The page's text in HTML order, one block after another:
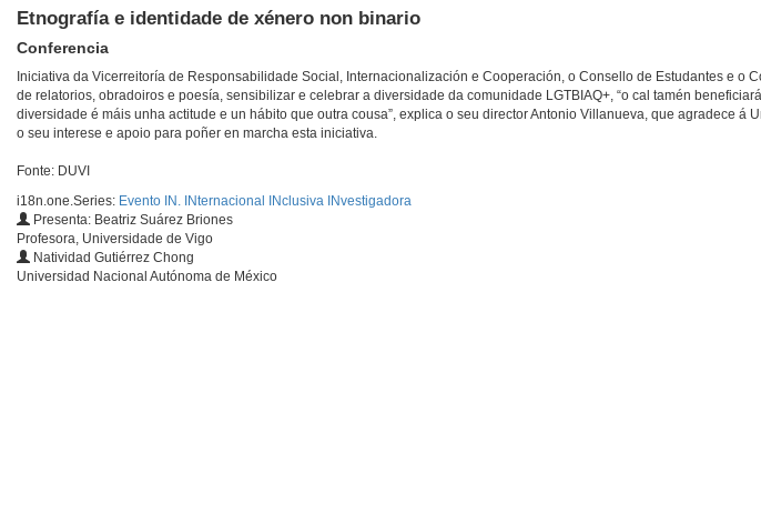
Etnografía e identidade de xénero non binario
Conferencia
Iniciativa da Vicerreitoría de Responsabilidade Social, Internacionalización e Cooperación, o Consello de Estudantes e o
de relatorios, obradoiros e poesía, sensibilizar e celebrar a diversidade da comunidade LGTBIAQ+, “o cal tamén
diversidade é máis unha actitude e un hábito que outra cousa”, explica o seu director Antonio Villanueva, que agradece á
o seu interese e apoio para poñer en marcha esta iniciativa.
Fonte: DUVI
i18n.one.Series: Evento IN. INternacional INclusiva INvestigadora
Presenta: Beatriz Suárez Briones
Profesora, Universidade de Vigo
Natividad Gutiérrez Chong
Universidad Nacional Autónoma de México